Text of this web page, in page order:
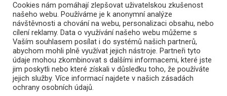
Můj účet Obchodní podmínky
Cookies nám pomáhají zlepšovat uživatelskou zkušenost
našeho webu. Používáme je k anonymní analýze
návštěvnosti a chování na webu, personalizaci obsahu, nebo
cílení reklamy. Data o využívání našeho webu můžeme s
Vaším souhlasem posílat i do systémů našich partnerů,
abychom mohli plně využívat jejich nástroje. Partneři tyto
údaje mohou zkombinovat s dalšími informacemi, které jste
jim poskytli nebo které získali v důsledku toho, že používáte
jejich služby. Více informací najdete v našich zásadách
ochrany osobních údajů.